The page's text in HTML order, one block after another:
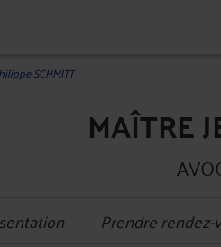
SCHMITT
MAÎTRE
Prendre rendez-